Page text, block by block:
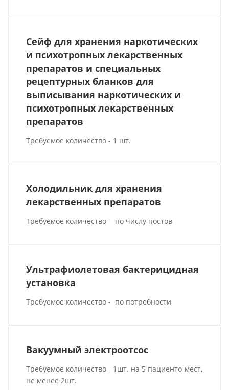
Сейф для хранения наркотических
и психотропных лекарственных
препаратов и специальных
рецептурных бланков для
выписывания наркотических и
психотропных лекарственных
препаратов
Требуемое количество - 1 шт.
Холодильник для хранения
лекарственных препаратов
Требуемое количество - по числу постов
Ультрафиолетовая бактерицидная
установка
Требуемое количество - по потребности
Вакуумный электроотсос
Требуемое количество - 1шт. на 5 пациенто-мест,
не менее 2шт.